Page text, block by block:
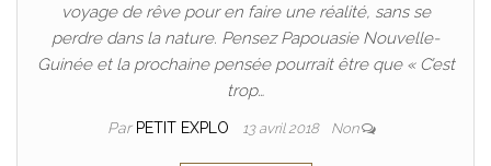
voyage de rêve pour en faire une réalité, sans se
perdre dans la nature. Pensez Papouasie Nouvelle-
Guinée et la prochaine pensée pourrait être que « C’est
trop…
Par PETIT EXPLO 13 avril 2018 Non